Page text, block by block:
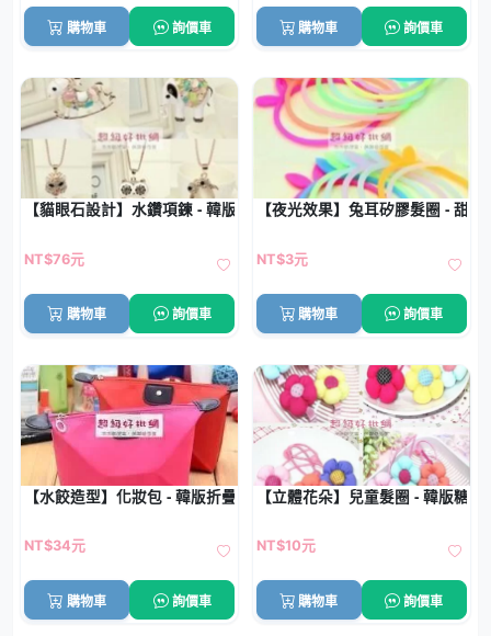
購物車 詢價車 購物車 詢價車
【貓眼石設計】水鑽項鍊 - 韓版長款配飾
NT$76元
購物車 詢價車
【夜光效果】兔耳矽膠髮圈 - 甜
NT$3元
購物車 詢價車
【水餃造型】化妝包 - 韓版折疊收納包
NT$34元
購物車 詢價車
【立體花朵】兒童髮圈 - 韓版糖果
NT$10元
購物車 詢價車